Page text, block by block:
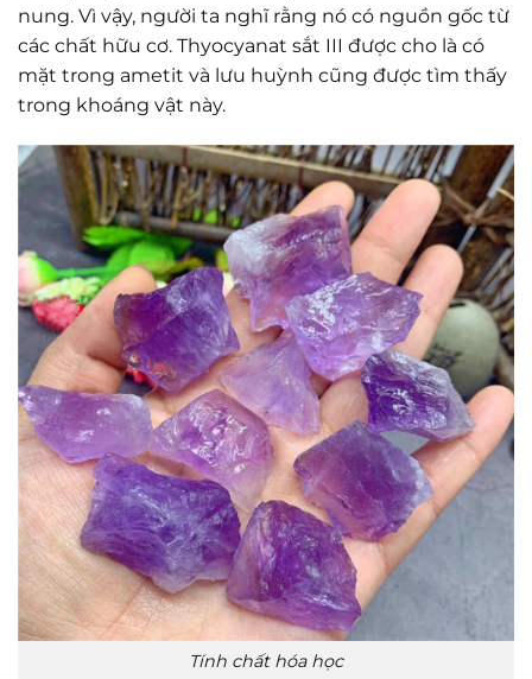
nung. Vì vậy, người ta nghĩ rằng nó có nguồn gốc từ
các chất hữu cơ. Thyocyanat sắt III được cho là có
mặt trong ametit và lưu huỳnh cũng được tìm thấy
trong khoáng vật này.
Tính chất hóa học